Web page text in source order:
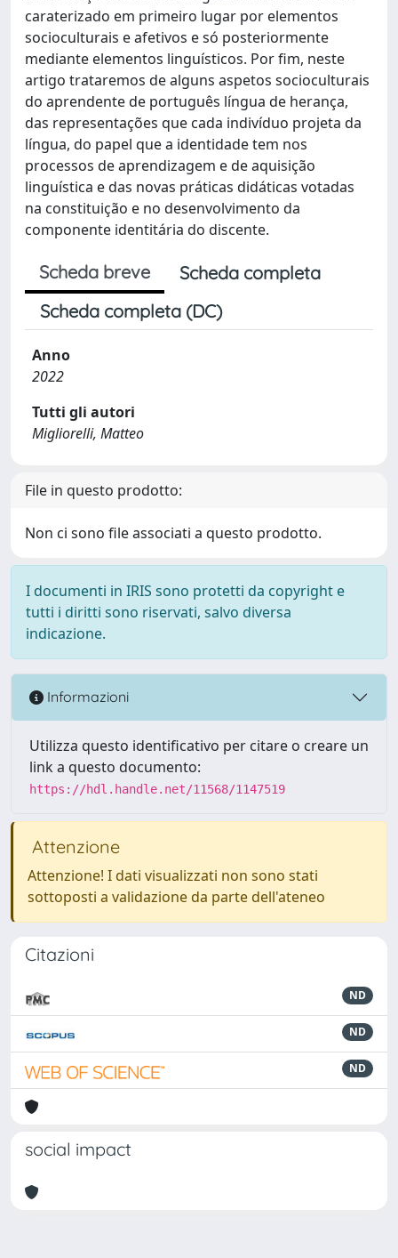
caraterizado em primeiro lugar por elementos
socioculturais e afetivos e só posteriormente
mediante elementos linguísticos. Por fim, neste
artigo trataremos de alguns aspetos socioculturais
do aprendente de português língua de herança,
das representações que cada indivíduo projeta da
língua, do papel que a identidade tem nos
processos de aprendizagem e de aquisição
linguística e das novas práticas didáticas votadas
na constituição e no desenvolvimento da
componente identitária do discente.
Scheda breve
Scheda completa
Scheda completa (DC)
Anno
2022
Tutti gli autori
Migliorelli, Matteo
File in questo prodotto:
Non ci sono file associati a questo prodotto.
I documenti in IRIS sono protetti da copyright e
tutti i diritti sono riservati, salvo diversa
indicazione.
Informazioni
Utilizza questo identificativo per citare o creare un
link a questo documento:
https://hdl.handle.net/11568/1147519
Attenzione
Attenzione! I dati visualizzati non sono stati
sottoposti a validazione da parte dell'ateneo
Citazioni
ND
ND
ND
social impact